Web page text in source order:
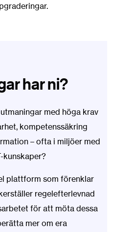
har ni?
med höga krav
kompetenssäkring
– ofta i miljöer med
kunskaper?
plattform som förenklar
regelefterlevnad
för att möta dessa
mer om era